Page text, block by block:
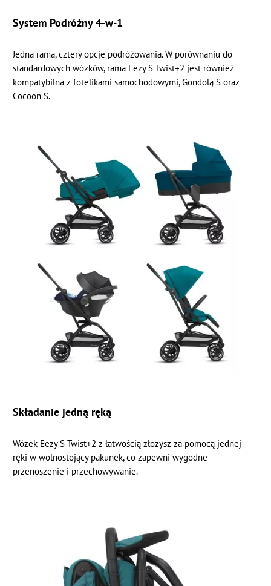
System Podróżny 4-w-1
Jedna rama, cztery opcje podróżowania. W porównaniu do
standardowych wózków, rama Eezy S Twist+2 jest również
kompatybilna z fotelikami samochodowymi, Gondolą S oraz
Cocoon S.
Składanie jedną ręką
Wózek Eezy S Twist+2 z łatwością złożysz za pomocą jednej
ręki w wolnostojący pakunek, co zapewni wygodne
przenoszenie i przechowywanie.